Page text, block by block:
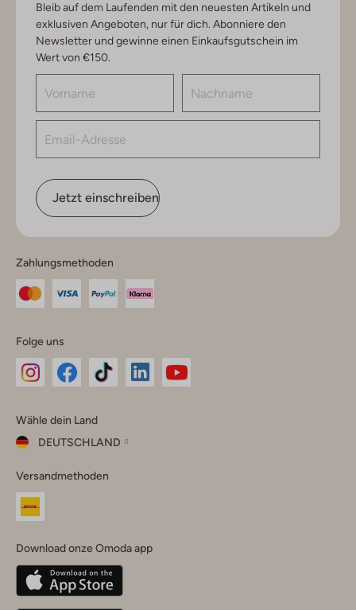
Bleib auf dem Laufenden mit den neuesten Artikeln und
exklusiven Angeboten, nur für dich. Abonniere den
Newsletter und gewinne einen Einkaufsgutschein im
Wert von €150.
Jetzt einschreiben
Zahlungsmethoden
Folge uns
Instagram
Facebook
TikTok
Wähle dein Land
DEUTSCHLAND
dein
Land
Belgique(Français)
Deutschland
Versandmethoden
Download onze Omoda app